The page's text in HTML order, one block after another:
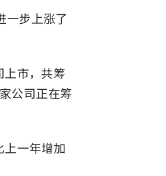
一步上涨了
上市，共筹
公司正在筹
上一年增加